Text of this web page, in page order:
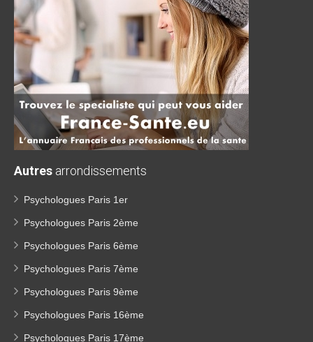
Autres arrondissements
Psychologues Paris 1er
Psychologues Paris 2ème
Psychologues Paris 6ème
Psychologues Paris 7ème
Psychologues Paris 9ème
Psychologues Paris 16ème
Psychologues Paris 17ème